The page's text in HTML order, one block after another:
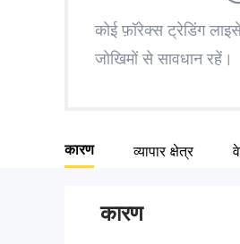
5
6
96
7
8
कोई फ़ॉरेक्स ट्रेडिंग
जोखिमों से सावधान रहें।
कारण व्यापार क्षेत्र
कारण